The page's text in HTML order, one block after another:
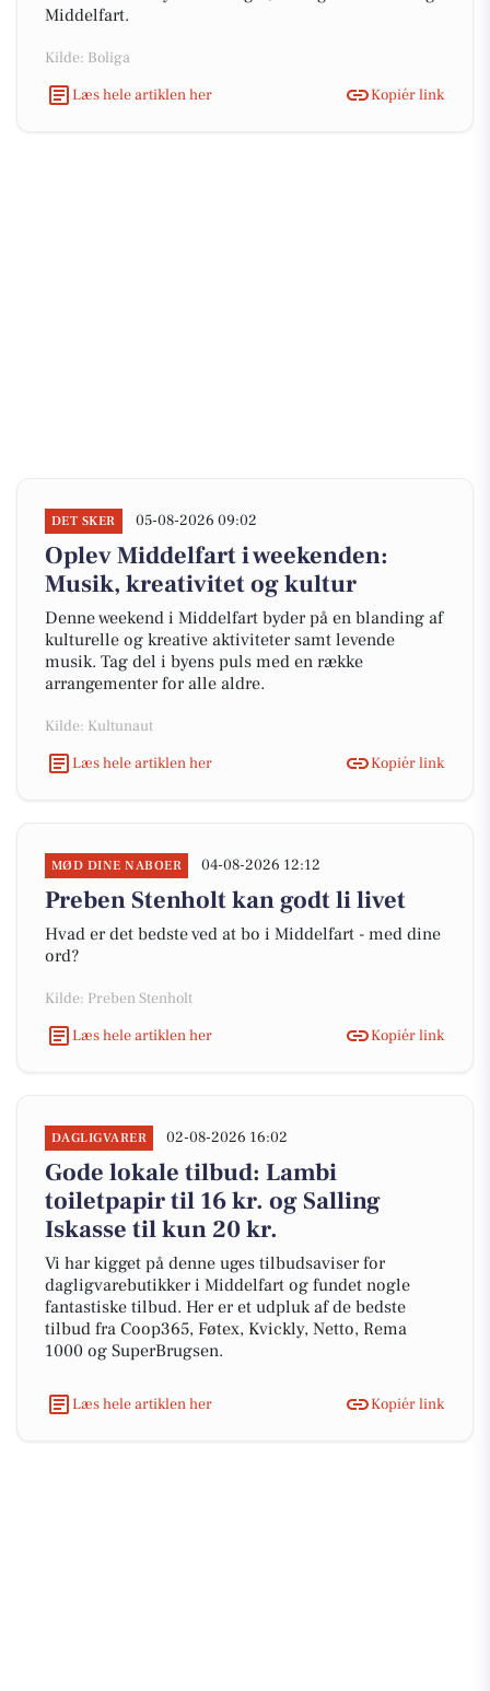
Middelfart.
Kilde: Boliga
Læs hele artiklen her
Kopiér link
DET SKER 05-08-2026 09:02
Oplev Middelfart i weekenden:
Musik, kreativitet og kultur
Denne weekend i Middelfart byder på en blanding af
kulturelle og kreative aktiviteter samt levende
musik. Tag del i byens puls med en række
arrangementer for alle aldre.
Kilde: Kultunaut
Læs hele artiklen her
Kopiér link
MØD DINE NABOER 04-08-2026 12:12
Preben Stenholt kan godt li livet
Hvad er det bedste ved at bo i Middelfart - med dine
ord?
Kilde: Preben Stenholt
Læs hele artiklen her
Kopiér link
DAGLIGVARER 02-08-2026 16:02
Gode lokale tilbud: Lambi
toiletpapir til 16 kr. og Salling
Iskasse til kun 20 kr.
Vi har kigget på denne uges tilbudsaviser for
dagligvarebutikker i Middelfart og fundet nogle
fantastiske tilbud. Her er et udpluk af de bedste
tilbud fra Coop365, Føtex, Kvickly, Netto, Rema
1000 og SuperBrugsen.
Læs hele artiklen her Kopiér link